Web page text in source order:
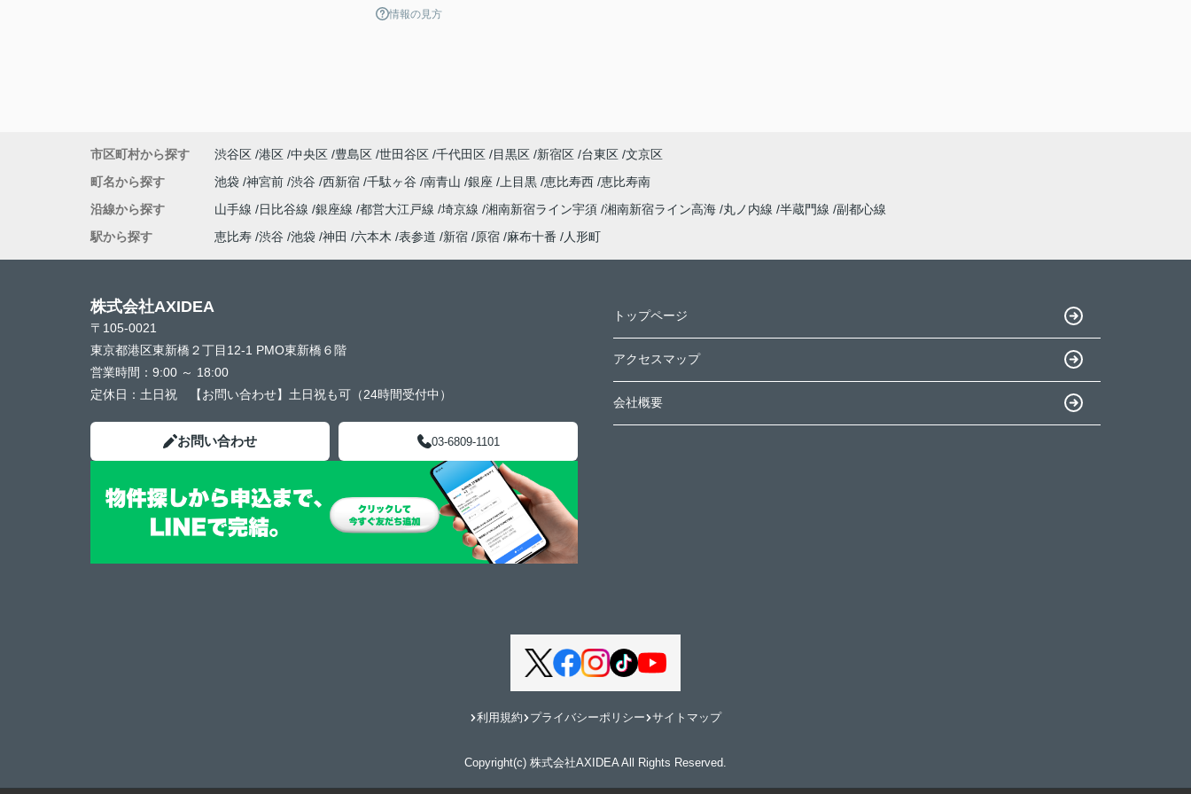
情報の見方
市区町村から探す 渋谷区 港区 中央区 豊島区 世田谷区 千代田区 目黒区 新宿区 台東区 文京区
町名から探す
池袋 神宮前 渋谷 西新宿 千駄ヶ谷 南青山 銀座 上目黒 恵比寿西 恵比寿南
沿線から探す
山手線 日比谷線 銀座線 都営大江戸線 埼京線 湘南新宿ライン宇須 湘南新宿ライン高海 丸ノ内線 半蔵門線 副都心線
駅から探す
恵比寿 渋谷 池袋 神田 六本木 表参道 新宿 原宿 麻布十番 人形町
株式会社AXIDEA
〒105-0021
東京都港区東新橋２丁目12-1 PMO東新橋６階
営業時間： 9:00 ～ 18:00
定休日： 土日祝 【お問い合わせ】土日祝も可（24時間受付中）
お問い合わせ 03-6809-1101
トップページ
アクセスマップ
会社概要
利用規約 プライバシーポリシー サイトマップ
Copyright(c) 株式会社AXIDEA All Rights Reserved.